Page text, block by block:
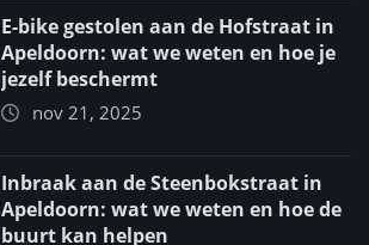
E-bike gestolen aan de Hofstraat in
Apeldoorn: wat we weten en hoe je
jezelf beschermt
nov 21, 2025
Inbraak aan de Steenbokstraat in
Apeldoorn: wat we weten en hoe de
buurt kan helpen